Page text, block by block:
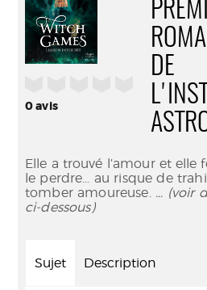
0avis
DE
Elle a trouvé l’amour et elle
le perdre… au risque de
tomber amoureuse. ... (voir
ci-dessous)
Sujet Description